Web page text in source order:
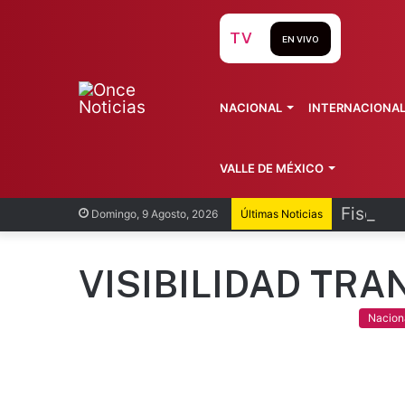
Domingo, 9 Agosto, 2026 Últimas Noticias
TV EN VIVO
NACIONAL INTERNACIONAL
VALLE DE MÉXICO
VISIBILIDAD